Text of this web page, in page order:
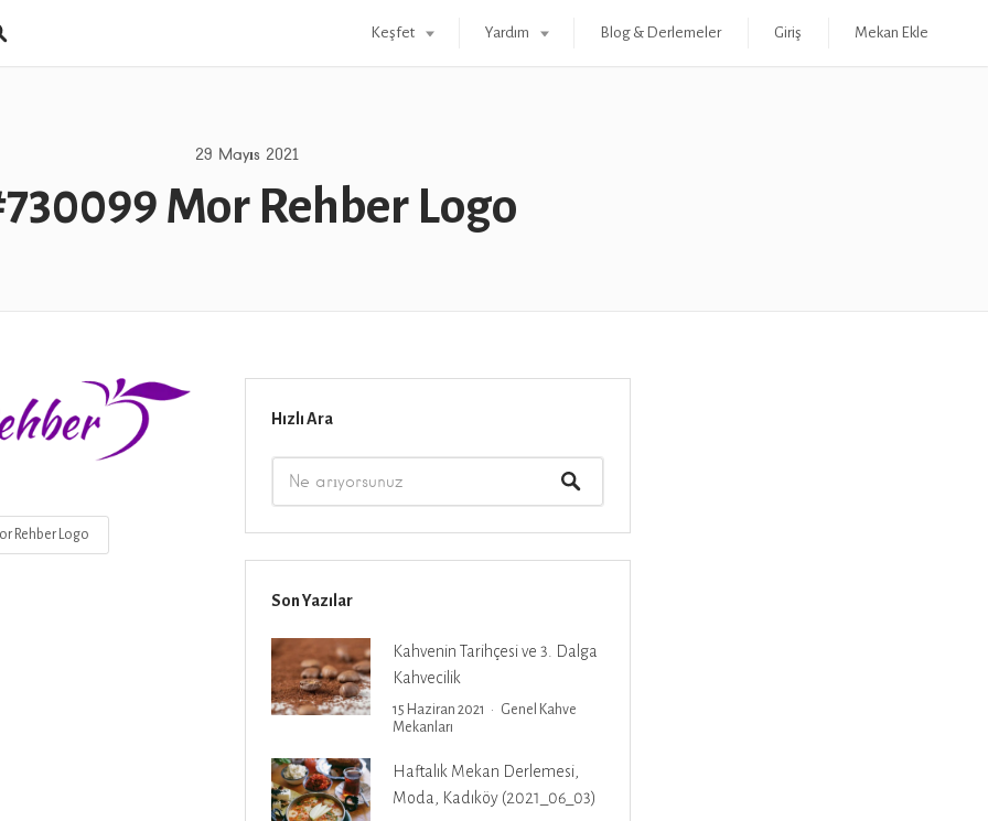
Keşfet Yardım Blog & Derlemeler Giriş Mekan Ekle
29 Mayıs 2021
Mor Rehber Logo
Rehber Logo
Hızlı Ara
Son Yazılar
Kahvenin Tarihçesi ve 3. Dalga
Kahvecilik
15 Haziran 2021 Genel Kahve
Mekanları
Haftalık Mekan Derlemesi,
Moda, Kadıköy (2021_06_03)